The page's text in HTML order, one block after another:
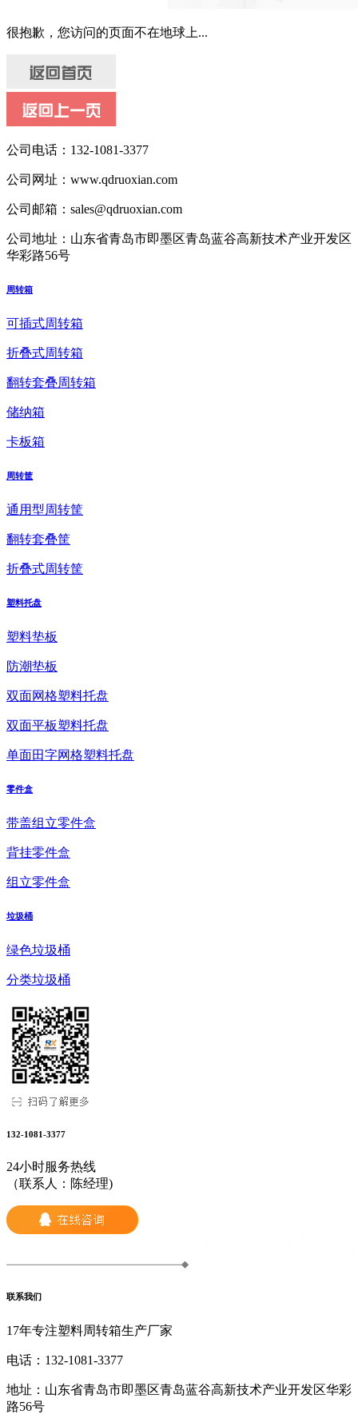
很抱歉，您访问的页面不在地球上...
公司电话： 132-1081-3377
公司网址： www.qdruoxian.com
公司邮箱： sales@qdruoxian.com
公司地址： 山东省青岛市即墨区青岛蓝谷高新技术产业开发区
华彩路56号
周转箱
可插式周转箱
折叠式周转箱
翻转套叠周转箱
储纳箱
卡板箱
周转筐
通用型周转筐
翻转套叠筐
折叠式周转筐
塑料托盘
塑料垫板
防潮垫板
双面网格塑料托盘
双面平板塑料托盘
单面田字网格塑料托盘
零件盒
带盖组立零件盒
背挂零件盒
组立零件盒
垃圾桶
绿色垃圾桶
分类垃圾桶
132-1081-3377
24小时服务热线
（联系人：陈经理)
联系我们
17年专注塑料周转箱生产厂家
电话： 132-1081-3377
地址： 山东省青岛市即墨区青岛蓝谷高新技术产业开发区华彩
路56号